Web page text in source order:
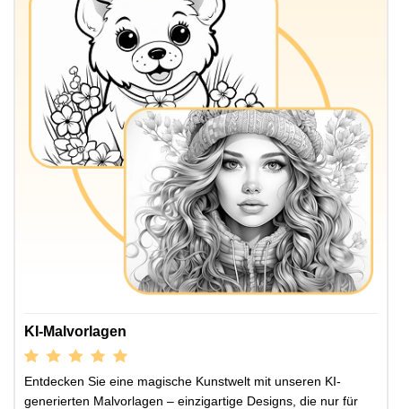
KI-Malvorlagen
Entdecken Sie eine magische Kunstwelt mit unseren KI-
generierten Malvorlagen – einzigartige Designs, die nur für